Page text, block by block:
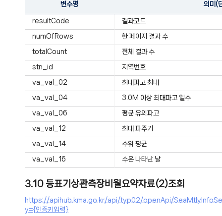
변수명 의미(
resultCode 결과코드
numOfRows 한 페이지 결과 수
totalCount 전체 결과 수
stn_id 지역번호
va_val_02 최대파고 최대
va_val_04 3.0M 이상 최대파고 일수
va_val_06 평균 유의파고
va_val_12 최대 파주기
va_val_14 수위 평균
va_val_16 수온 나타난 날
3.10 등표기상관측장비월요약자료(2)조회
https://apihub.kma.go.kr/api/typ02/openApi/
y={인증키입력}